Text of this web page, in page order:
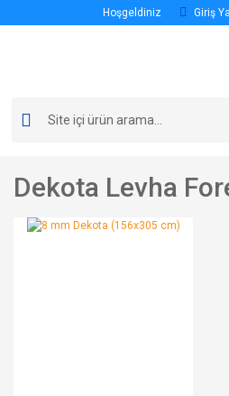
Hoşgeldiniz Giriş
Dekota Levha